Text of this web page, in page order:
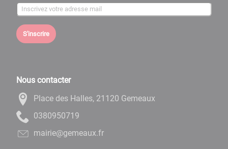
S'inscrire
Nous contacter
Place des Halles, 21120 Gemeaux
9170590830
rf.xuaemeg@eiriam